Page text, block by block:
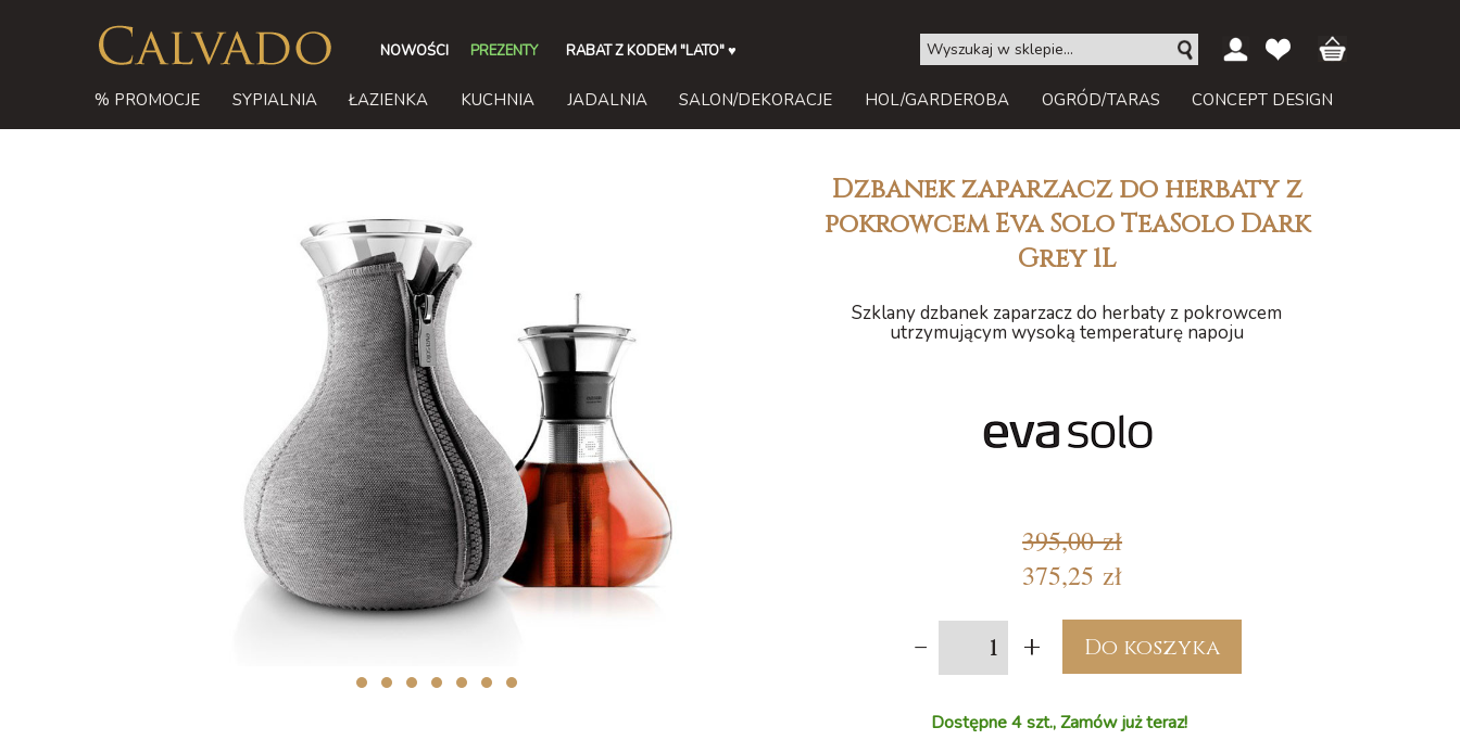
NOWOŚCI PREZENTY RABAT Z KODEM "LATO"♥
% PROMOCJE SYPIALNIA ŁAZIENKA KUCHNIA JADALNIA SALON/DEKORACJE HOL/GARDEROBA OGRÓD/TARAS CONCEPT DESIGN
Dzbanek zaparzacz do herbaty z
pokrowcem Eva Solo TeaSolo Dark
Grey 1L
Szklany dzbanek zaparzacz do herbaty z pokrowcem
utrzymującym wysoką temperaturę napoju
395,00 zł
375,25 zł
- + Do koszyka
Dostępne 4 szt., Zamów już teraz!